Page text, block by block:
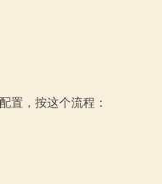
置，按这个流程：